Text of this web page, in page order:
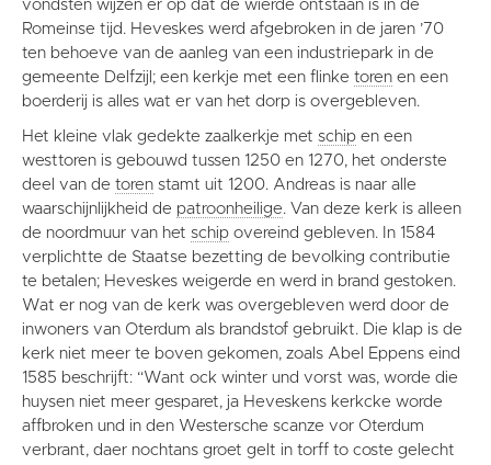
vondsten wijzen er op dat de wierde ontstaan is in de
Romeinse tijd. Heveskes werd afgebroken in de jaren ’70
ten behoeve van de aanleg van een industriepark in de
gemeente Delfzijl; een kerkje met een flinke toren en een
boerderij is alles wat er van het dorp is overgebleven.
Het kleine vlak gedekte zaalkerkje met schip en een
westtoren is gebouwd tussen 1250 en 1270, het onderste
deel van de toren stamt uit 1200. Andreas is naar alle
waarschijnlijkheid de patroonheilige. Van deze kerk is alleen
de noordmuur van het schip overeind gebleven. In 1584
verplichtte de Staatse bezetting de bevolking contributie
te betalen; Heveskes weigerde en werd in brand gestoken.
Wat er nog van de kerk was overgebleven werd door de
inwoners van Oterdum als brandstof gebruikt. Die klap is de
kerk niet meer te boven gekomen, zoals Abel Eppens eind
1585 beschrijft: “Want ock winter und vorst was, worde die
huysen niet meer gesparet, ja Heveskens kerkcke worde
affbroken und in den Westersche scanze vor Oterdum
verbrant, daer nochtans groet gelt in torff to coste gelecht